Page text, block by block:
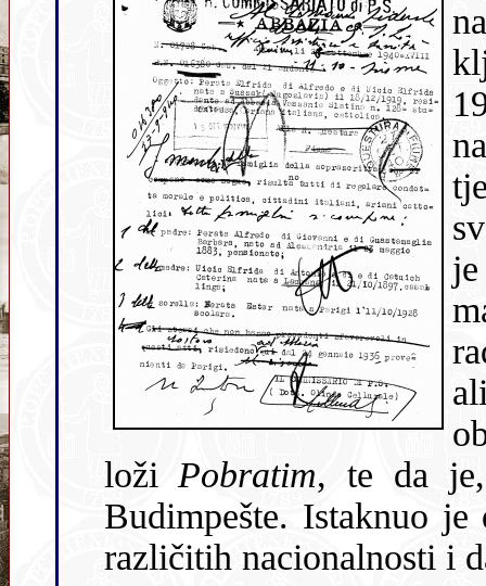
tjedan
je bio pozvan
rad
obred
loži Pobratim, te da je, osim
Budimpešte. Istaknuo je da
različitih nacionalnosti i